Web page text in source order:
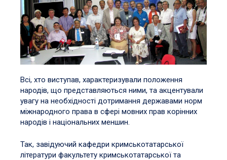
Всі, хто виступав, характеризували положення
народів, що представляються ними, та акцентували
увагу на необхідності дотримання державами норм
міжнародного права в сфері мовних прав корінних
народів і національних меншин.
Так, завідуючий кафедри кримськотатарської
літератури факультету кримськотатарської та